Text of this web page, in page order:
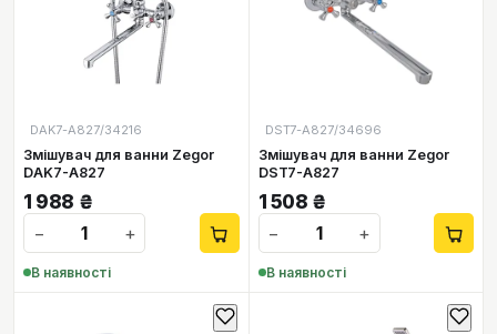
DAK7-А827/34216
Змішувач для ванни Zegor
DAK7-А827
1 988 ₴
−
+
В наявності
DST7-A827/34696
Змішувач для ванни Zegor
DST7-A827
1 508 ₴
−
+
В наявності